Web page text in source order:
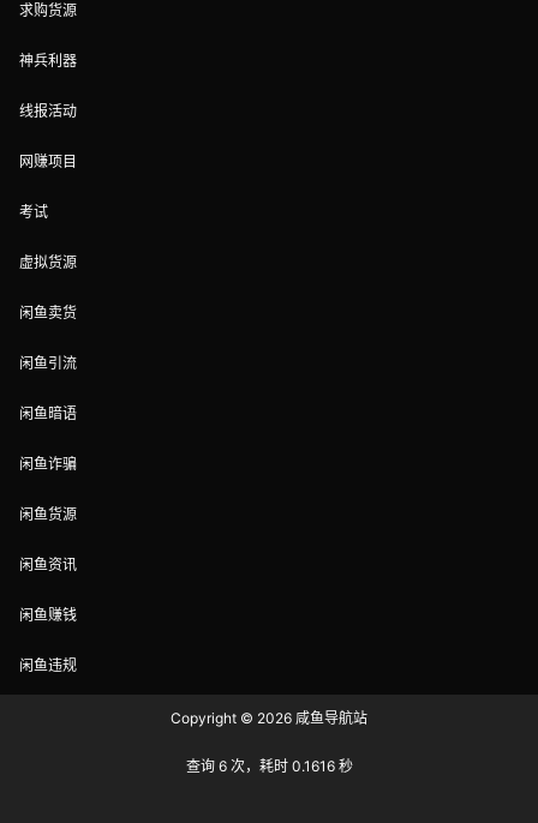
求购货源
神兵利器
线报活动
网赚项目
考试
虚拟货源
闲鱼卖货
闲鱼引流
闲鱼暗语
闲鱼诈骗
闲鱼货源
闲鱼资讯
闲鱼赚钱
闲鱼违规
Copyright © 2026 咸鱼导航站
查询 6 次，耗时 0.1616 秒